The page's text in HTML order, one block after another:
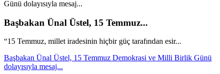
Başbakan Ünal Üstel, 15 Temmuz...
“15 Temmuz, millet iradesinin hiçbir güç tarafından esir...
Başbakan Ünal Üstel, 15 Temmuz Demokrasi ve Milli Birlik Günü
dolayısıyla mesaj...